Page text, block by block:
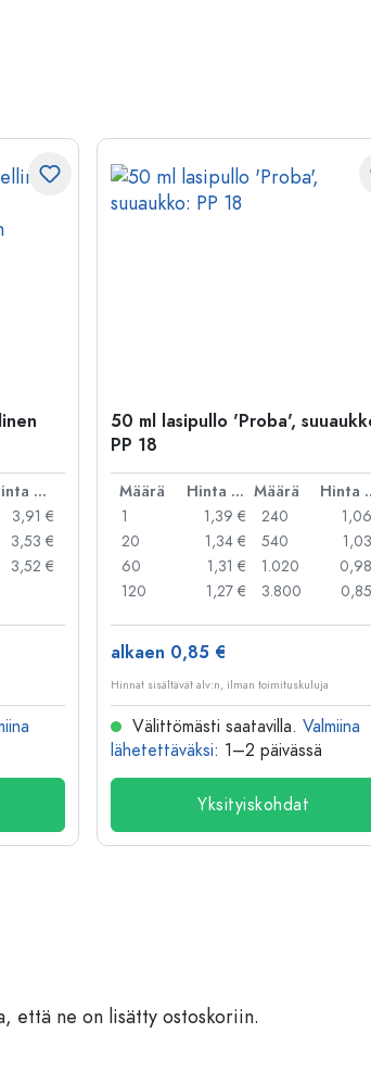
Hinta per kpl
3,91 €
3,53 €
3,52 €
50 ml lasipullo 'Proba',
PP 18
Määrä Hinta per kpl Määrä
1
1,39 €
20
1,34 €
60
1,31 €
120
1,27 €
240
540
1.020
3.800
alkaen 0,85 €
Hinnat sisältävät alv:n, ilman toimituskuluja
Välittömästi saatavilla. Valmiina
lähetettäväksi: 1–2 päivässä
Yksityiskohdat
että ne on lisätty ostoskoriin.